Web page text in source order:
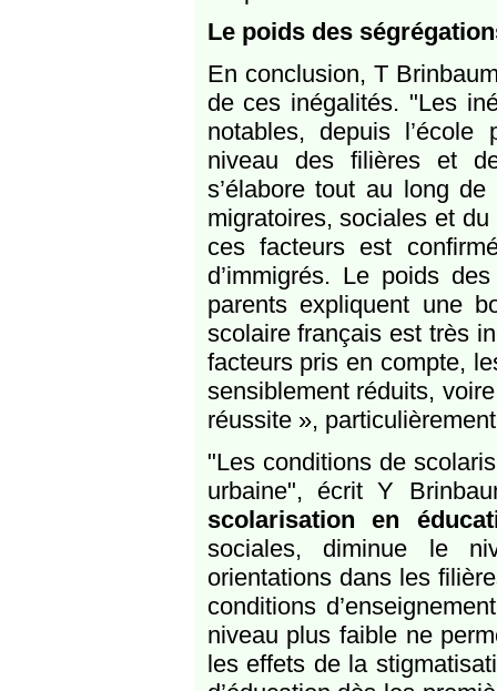
Le poids des
En conclusion, T
de ces inégalités. "Les
notables, depuis
niveau des filières et
s’élabore tout au long
migratoires, sociales et du
ces facteurs est
d’immigrés. Le poids
parents expliquent une
scolaire français est très
facteurs pris en compte,
sensiblement réduits,
réussite »,
"Les conditions de
urbaine", écrit Y
scolarisation en
sociales, diminue le
orientations dans les
conditions
niveau plus faible ne
les effets de la